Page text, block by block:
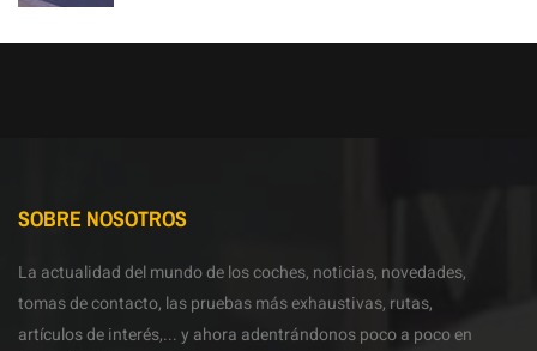
SOBRE NOSOTROS
La actualidad del mundo de los coches, noticias, novedades,
tomas de contacto, las pruebas más exhaustivas, rutas,
artículos de interés,... y ahora adentrándonos poco a poco en